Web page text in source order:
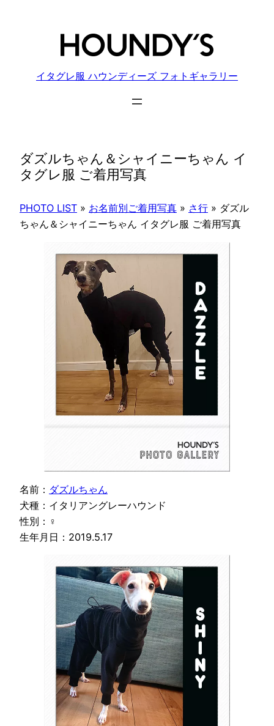
イタグレ服 ハウンディーズ フォトギャラリー
ダズルちゃん＆シャイニーちゃん イ
タグレ服 ご着用写真
PHOTO LIST » お名前別ご着用写真 » さ行 » ダズル
ちゃん＆シャイニーちゃん イタグレ服 ご着用写真
名前： ダズルちゃん
犬種：イタリアングレーハウンド
性別：♀
生年月日：2019.5.17